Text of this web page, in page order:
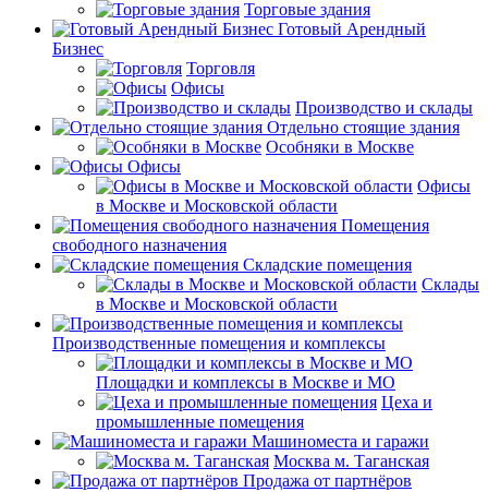
Торговые здания
Готовый Арендный
Бизнес
Торговля
Офисы
Производство и склады
Отдельно стоящие здания
Особняки в Москве
Офисы
Офисы
в Москве и Московской области
Помещения
свободного назначения
Складские помещения
Склады
в Москве и Московской области
Производственные помещения и комплексы
Площадки и комплексы в Москве и МО
Цеха и
промышленные помещения
Машиноместа и гаражи
Москва м. Таганская
Продажа от партнёров